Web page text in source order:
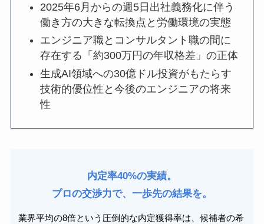
2025年6月からの週5日出社義務化に伴う
働き方の大きな転換点と労働環境の実態
エンジニア職とコンサルタント職の間に
存在する「約300万円の年収格差」の正体
生成AI領域への30億ドル投資がもたらす
技術的優位性と今後のエンジニアの将来
性
内定率40%の実績。
プロの交渉力で、一歩先の結果を。
業界平均の8倍という圧倒的な内定獲得率は、候補者の希